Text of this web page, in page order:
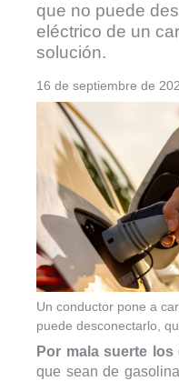
que no puede
eléctrico de un
solución.
16 de septiembre de
Un conductor pone a
puede desconectarlo,
Por mala suerte
que sean de